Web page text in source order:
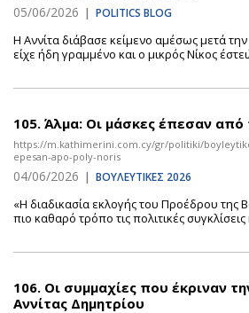
05/06/2026 | POLITICS BLOG
Η Αννίτα διάβασε κείμενο αμέσως μετά
είχε ήδη γραμμένο και ο μικρός Νίκος
105. Άλμα: Οι μάσκες έπεσαν
https://m.kathimerini.com.cy/gr/politiki/
epesan-apo-poly-noris
04/06/2026 | ΒΟΥΛΕΥΤΙΚΕΣ 2026
«Η διαδικασία εκλογής του Προέδρου της
πιο καθαρό τρόπο τις πολιτικές
106. Οι συμμαχίες που έκριναν
Αννίτας Δημητρίου